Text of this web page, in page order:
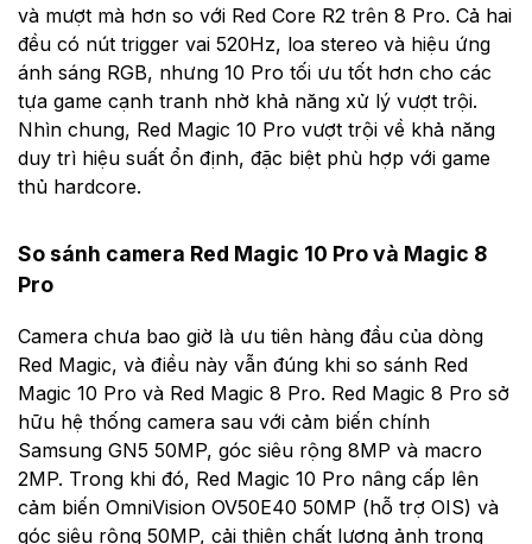
và mượt mà hơn so với Red Core R2 trên 8 Pro. Cả hai
đều có nút trigger vai 520Hz, loa stereo và hiệu ứng
ánh sáng RGB, nhưng 10 Pro tối ưu tốt hơn cho các
tựa game cạnh tranh nhờ khả năng xử lý vượt trội.
Nhìn chung, Red Magic 10 Pro vượt trội về khả năng
duy trì hiệu suất ổn định, đặc biệt phù hợp với game
thủ hardcore.
So sánh camera Red Magic 10 Pro và Magic 8
Pro
Camera chưa bao giờ là ưu tiên hàng đầu của dòng
Red Magic, và điều này vẫn đúng khi so sánh Red
Magic 10 Pro và Red Magic 8 Pro. Red Magic 8 Pro sở
hữu hệ thống camera sau với cảm biến chính
Samsung GN5 50MP, góc siêu rộng 8MP và macro
2MP. Trong khi đó, Red Magic 10 Pro nâng cấp lên
cảm biến OmniVision OV50E40 50MP (hỗ trợ OIS) và
góc siêu rộng 50MP, cải thiện chất lượng ảnh trong